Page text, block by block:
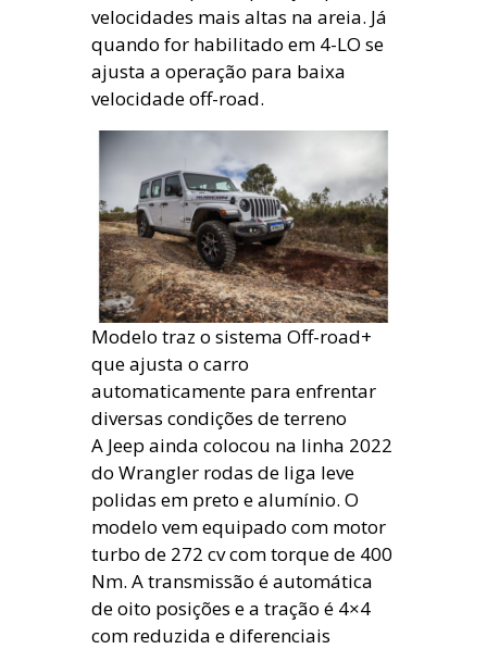
velocidades mais altas na areia. Já
quando for habilitado em 4-LO se
ajusta a operação para baixa
velocidade off-road.
Modelo traz o sistema Off-road+
que ajusta o carro
automaticamente para enfrentar
diversas condições de terreno
A Jeep ainda colocou na linha 2022
do Wrangler rodas de liga leve
polidas em preto e alumínio. O
modelo vem equipado com motor
turbo de 272 cv com torque de 400
Nm. A transmissão é automática
de oito posições e a tração é 4×4
com reduzida e diferenciais